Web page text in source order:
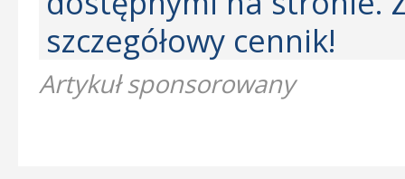
szczegółowy cennik!
Artykuł sponsorowany